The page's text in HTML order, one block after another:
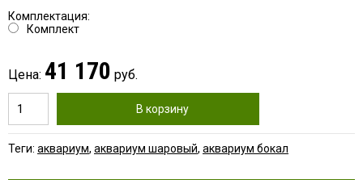
Комплектация:
Комплект
Цена: 41 170 руб.
В корзину
Теги: аквариум, аквариум шаровый, аквариум бокал